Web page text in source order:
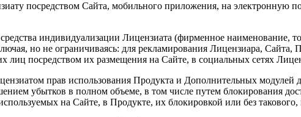
посредством Сайта, мобильного приложения, на электронную
индивидуализации Лицензиата (фирменное наименование,
но не ограничиваясь: для рекламирования Лицензиара,
лиц посредством их размещения на Сайте, в социальных сетях
прав использования Продукта и Дополнительных модулей
убытков в полном объеме, в том числе путем блокирования
на Сайте, в Продукте, их блокировкой или без